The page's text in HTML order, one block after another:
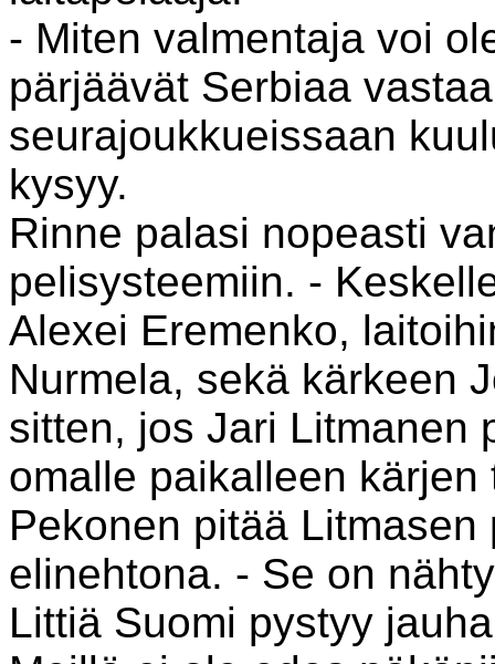
- Miten valmentaja voi
pärjäävät Serbiaa
seurajoukkueissaan
kysyy.
Rinne palasi nopeasti
pelisysteemiin. -
Alexei Eremenko,
Nurmela, sekä kärkeen
sitten, jos Jari Litmanen
omalle paikalleen
Pekonen pitää
elinehtona. - Se on
Littiä Suomi pystyy